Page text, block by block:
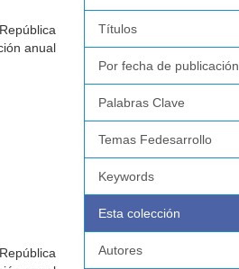
anual
Títulos
Por fecha de publicación
Palabras Clave
Temas Fedesarrollo
Keywords
Esta colección
Autores